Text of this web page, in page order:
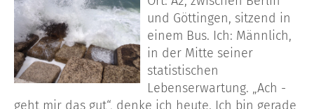
und Göttingen, sitzend in
einem Bus. Ich: Männlich,
in der Mitte seiner
statistischen
Lebenserwartung. „Ach -
geht mir das gut“, denke ich heute. Ich bin gerade